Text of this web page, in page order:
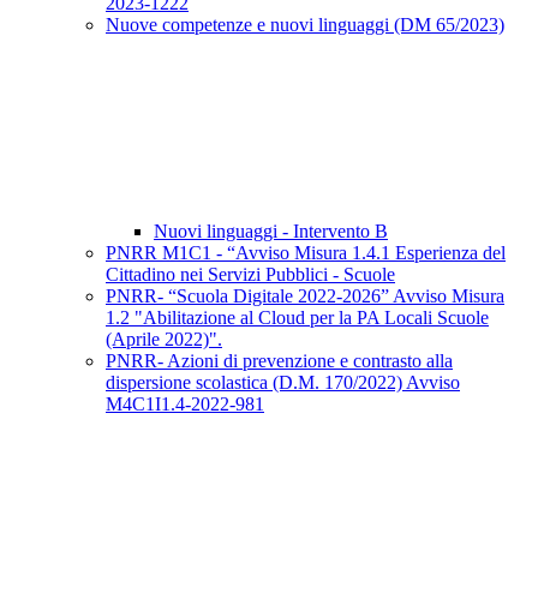
Nuove competenze e nuovi linguaggi (DM 65/2023)
Nuovi linguaggi - Intervento B
PNRR M1C1 - “Avviso Misura 1.4.1 Esperienza del
Cittadino nei Servizi Pubblici - Scuole
PNRR- “Scuola Digitale 2022-2026” Avviso Misura
1.2 "Abilitazione al Cloud per la PA Locali Scuole
(Aprile 2022)".
PNRR- Azioni di prevenzione e contrasto alla
dispersione scolastica (D.M. 170/2022) Avviso
M4C1I1.4-2022-981